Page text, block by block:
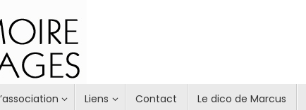
Liens Contact Le dico de Marcus